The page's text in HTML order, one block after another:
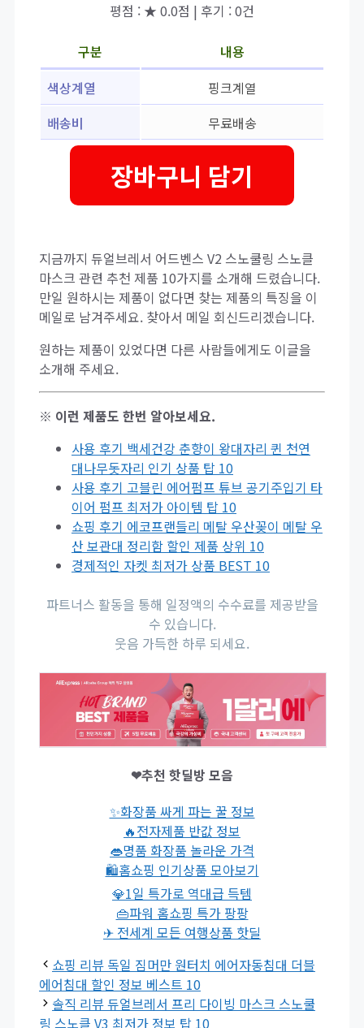
평점 : ★ 0.0점 | 후기 : 0건
구분
내용
색상계열
핑크계열
배송비
무료배송
장바구니 담기
지금까지 듀얼브레서 어드벤스 V2 스노쿨링 스노클
마스크 관련 추천 제품 10가지를 소개해 드렸습니다.
만일 원하시는 제품이 없다면 찾는 제품의 특징을 이
메일로 남겨주세요. 찾아서 메일 회신드리겠습니다.
원하는 제품이 있었다면 다른 사람들에게도 이글을
소개해 주세요.
※ 이런 제품도 한번 알아보세요.
사용 후기 백세건강 춘향이 왕대자리 퀸 천연
대나무돗자리 인기 상품 탑 10
사용 후기 고블린 에어펌프 튜브 공기주입기 타
이어 펌프 최저가 아이템 탑 10
쇼핑 후기 에코프랜들리 메탈 우산꽂이 메탈 우
산 보관대 정리함 할인 제품 상위 10
경제적인 자켓 최저가 상품 BEST 10
파트너스 활동을 통해 일정액의 수수료를 제공받을
수 있습니다.
웃음 가득한 하루 되세요.
❤추천 핫딜방 모음
✨화장품 싸게 파는 꿀 정보
🔥전자제품 반값 정보
👄명품 화장품 놀라운 가격
🛍홈쇼핑 인기상품 모아보기
💎1일 특가로 역대급 득템
👜파워 홈쇼핑 특가 팡팡
✈ 전세계 모든 여행상품 핫딜
쇼핑 리뷰 독일 짐머만 원터치 에어자동침대 더블
에어침대 할인 정보 베스트 10
솔직 리뷰 듀얼브레서 프리 다이빙 마스크 스노쿨
링 스노클 V3 최저가 정보 탑 10